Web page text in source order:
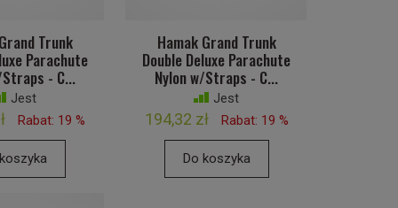
Trunk
Parachute
- C...
Jest
Rabat: 19 %
Hamak Grand Trunk
Double Deluxe Parachute
Nylon w/Straps - C...
Jest
194,32 zł Rabat: 19 %
Do koszyka